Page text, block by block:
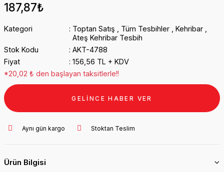
187,87₺
Kategori Toptan Satış Tüm Tesbihler Kehribar
Ateş Kehribar Tesbih
Stok Kodu
AKT-4788
Fiyat
156,56 TL + KDV
*20,02 ₺ den başlayan taksitlerle!!
GELİNCE HABER VER
Aynı gün kargo Stoktan Teslim
Ürün Bilgisi